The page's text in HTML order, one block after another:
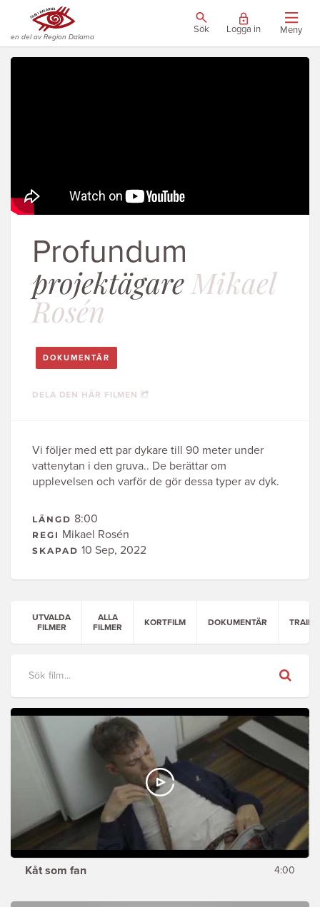
en del av Region Dalarna
Sök Logga in Meny
Profundum
projektägare Mikael
Rosén
DOKUMENTÄR
DELA DEN HÄR FILMEN
Vi följer med ett par dykare till 90 meter under
vattenytan i den gruva.. De berättar om
upplevelsen och varför de gör dessa typer av dyk.
LÄNGD 8:00
REGI Mikael Rosén
SKAPAD 10 Sep, 2022
UTVALDA
FILMER
ALLA
FILMER
KORTFILM DOKUMENTÄR
Sök
Kåt som fan 4:00